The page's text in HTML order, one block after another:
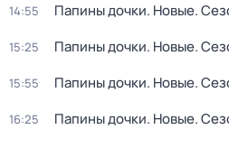
14:55 Папины дочки. Новые.
15:25 Папины дочки. Новые.
15:55 Папины дочки. Новые.
16:25 Папины дочки. Новые.